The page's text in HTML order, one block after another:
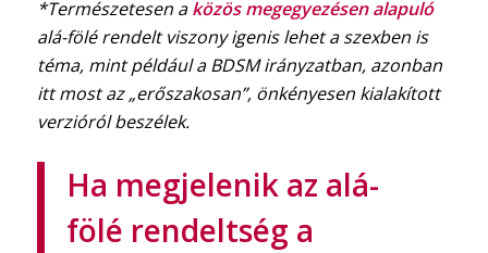
*Természetesen aközös megegyezésen alapuló
alá-fölé rendelt viszony igenis lehet a szexben is
téma, mint például a BDSM irányzatban, azonban
itt most az „erőszakosan”, önkényesen kialakított
verzióról beszélek.
Ha megjelenik az alá-
fölé rendeltség a